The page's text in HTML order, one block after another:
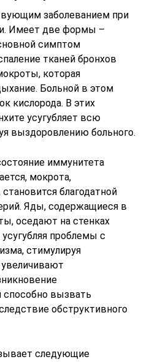
заболеванием при
Имеет две формы –
симптом
тканей бронхов
которая
Больной в этом
кислорода. В этих
усугубляет всю
выздоровлению больного.
иммунитета
мокрота,
благодатной
Яды, содержащиеся в
оседают на стенках
проблемы с
стимулируя
способно вызвать
обструктивного
следующие